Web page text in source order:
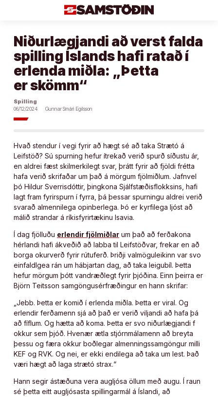
Niðurlægjandi að verst falda
spilling Íslands hafi ratað í
erlenda miðla: „Þetta
er skömm“
Spilling
06/12/2024
Gunnar Smári Egilsson
Hvað stendur í vegi fyrir að hægt sé að taka Strætó á
Leifstöð? Sú spurning hefur ítrekað verið spurð síðustu ár,
en aldrei fæst skilmerkilegt svar, þrátt fyrir að fjöldi frétta
hafa verið skrifaðar um það á mörgum fjölmiðlum. Jafnvel
þó Hildur Sverrisdóttir, þingkona Sjálfstæðisflokksins, hafi
lagt fram fyrirspurn í fyrra, þá þessar spurningu aldrei verið
svarað almennilega opinberlega. Þó er kyrfilega ljóst að
málið strandar á ríkisfyrirtækinu Isavia.
Í dag fjölluðu erlendir fjölmiðlar um það að ferðakona
hérlandi hafi ákveðið að labba til Leifstöðvar, frekar en að
borga okurverð fyrir rútuferð. Þriðji valmöguleikinn var svo
einfaldlgea rán um hábjartan dag, að taka leigubíl. Þetta
hefur mörgum þótt vandræðlegt fyrir þjóðina. Einn þeirra er
Björn Teitsson samgöngusérfræðingur en hann skrifar:
„Jebb. Þetta er komið í erlenda miðla. Þetta er viral. Og
erlendir ferðamenn sjá að það er verið viljandi að hafa þá
að fíflum. Og hætta að koma. Þetta er svo niðurlægjandi f
okkur sem þjóð. Hvenær ætla stjórnmálamenn að breyta
þessu og færa okkur boðlegar almenningssamgöngur milli
KEF og RVK. Og nei, er ekki endilega að taka um lest. Það
væri hægt að laga strætó strax.“
Hann segir ástæðuna vera augljósa öllum með augu. Í raun
sé þetta eitt augljósasta spillingarmál á Íslandi, að